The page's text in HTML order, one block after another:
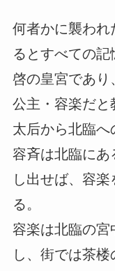
何者かに襲わ
るとすべての
啓の皇宮であり
公主・容楽だと
太后から北臨へ
容斉は北臨にあ
し出せば、容
る。
容楽は北臨の宮
し、街では茶